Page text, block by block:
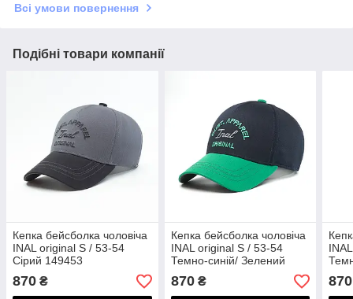
Всі умови повернення
Подібні товари компанії
Кепка бейсболка чоловіча
INAL original S / 53-54
Сірий 149453
870 ₴
Кепка бейсболка чоловіча
INAL original S / 53-54
Темно-синій/ Зелений
149853
870₴ 870